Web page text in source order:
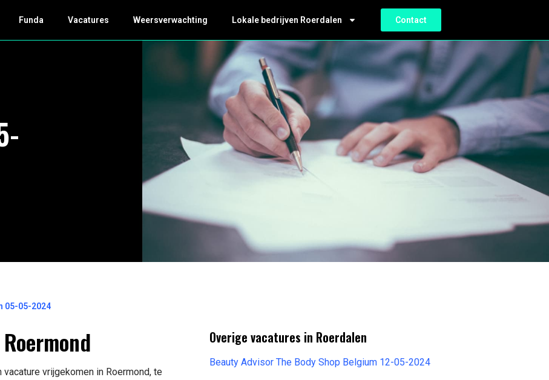
Funda Vacatures Weersverwachting Lokale bedrijven Roerdalen Contact
05-05-2024
vrijgekomen in Roermond, te
Overige vacatures in Roerdalen
Beauty Advisor The Body Shop Belgium 12-05-2024